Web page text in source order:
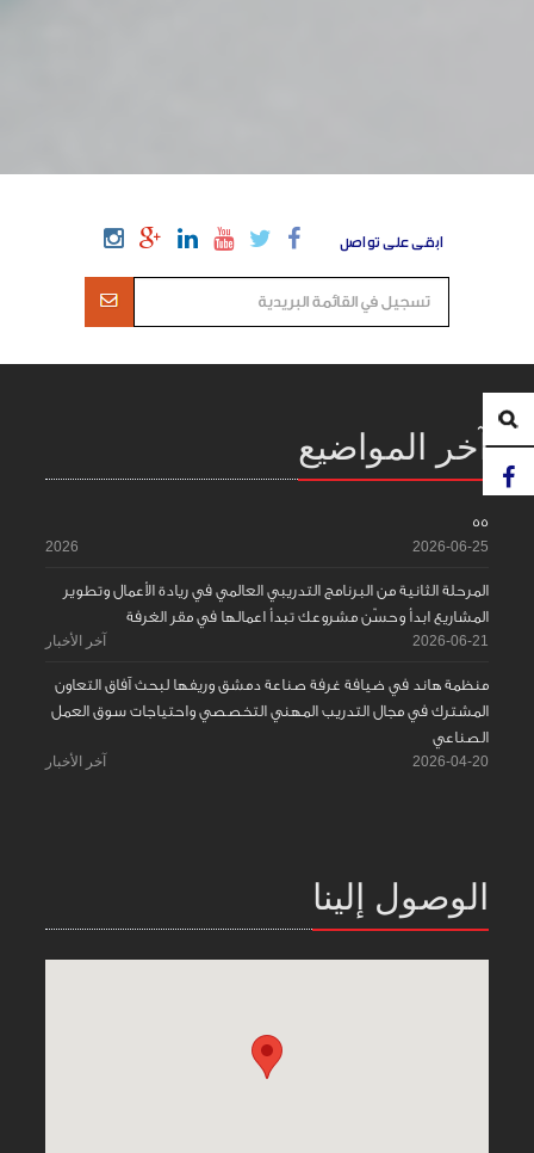
ابقى على تواصل
آخر المواضيع
55
2026-06-25
2026
المرحلة الثانية من البرنامج التدريبي العالمي في ريادة الأعمال وتطوير
المشاريع ابدأ وحسّن مشروعك تبدأ اعمالها في مقر الغرفة
2026-06-21 آخر الأخبار
منظمة هاند في ضيافة غرفة صناعة دمشق وريفها لبحث آفاق التعاون
المشترك في مجال التدريب المهني التخصصي واحتياجات سوق العمل
الصناعي
2026-04-20 آخر الأخبار
الوصول إلينا